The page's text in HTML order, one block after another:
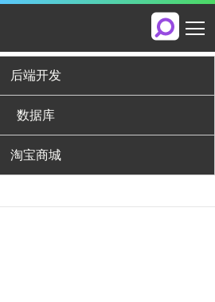
后端开发
数据库
淘宝商城